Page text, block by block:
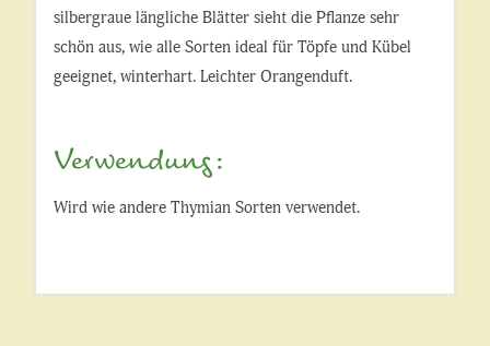
silbergraue längliche Blätter sieht die Pflanze sehr
schön aus, wie alle Sorten ideal für Töpfe und Kübel
geeignet, winterhart. Leichter Orangenduft.
Verwendung:
Wird wie andere Thymian Sorten verwendet.